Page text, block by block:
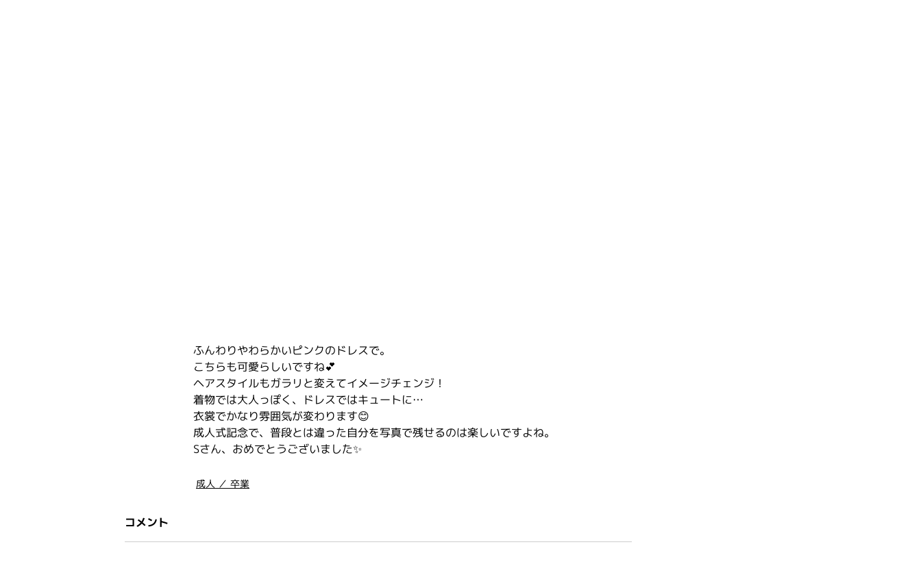
ふんわりやわらかいピンクのドレスで。
こちらも可愛らしいですね💕
ヘアスタイルもガラリと変えてイメージチェンジ！
着物では大人っぽく、ドレスではキュートに…
衣裳でかなり雰囲気が変わります😊
成人式記念で、普段とは違った自分を写真で残せるのは楽しいですよね。
Sさん、おめでとうございました✨
成人 ／ 卒業
コメント